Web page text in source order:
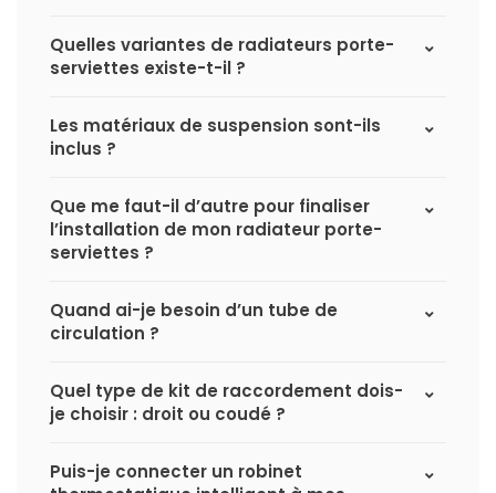
Quelles variantes de radiateurs porte-
serviettes existe-t-il ?
Les matériaux de suspension sont-ils
inclus ?
Que me faut-il d’autre pour finaliser
l’installation de mon radiateur porte-
serviettes ?
Quand ai-je besoin d’un tube de
circulation ?
Quel type de kit de raccordement dois-
je choisir : droit ou coudé ?
Puis-je connecter un robinet